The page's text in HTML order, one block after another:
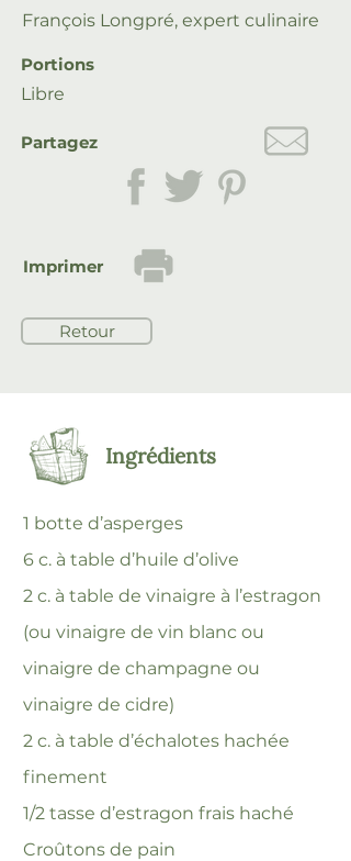
François Longpré, expert culinaire
Portions
Libre
Partagez
Imprimer
Retour
Ingrédients
1 botte d’asperges
6 c. à table d’huile d’olive
2 c. à table de vinaigre à l’estragon
(ou vinaigre de vin blanc ou
vinaigre de champagne ou
vinaigre de cidre)
2 c. à table d’échalotes hachée
finement
1/2 tasse d’estragon frais haché
Croûtons de pain